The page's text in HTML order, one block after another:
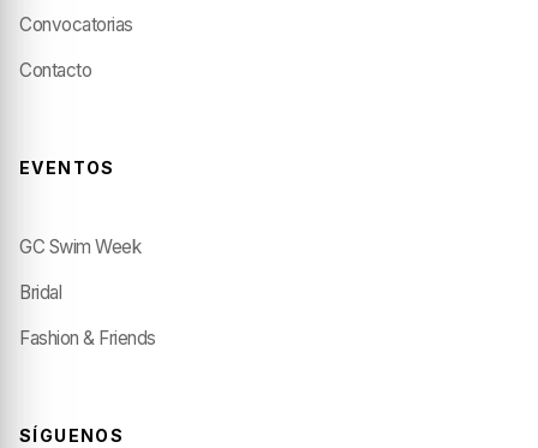
Convocatorias
Contacto
EVENTOS
GC Swim Week
Bridal
Fashion & Friends
SÍGUENOS